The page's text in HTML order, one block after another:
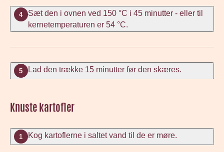
4
Sæt den i ovnen ved 150 °C i 45 minutter - eller til
kernetemperaturen er 54 °C.
5 Lad den trække 15 minutter før den skæres.
Knuste kartofler
1 Kog kartoflerne i saltet vand til de er møre.